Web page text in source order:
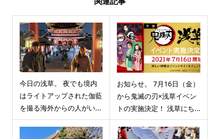
今日の浅草。 夜でも境内
はライトアップされた伽藍
を撮る海外からの人がい...
お知らせ。 7月16日（金）
から鬼滅の刃×浅草イベン
トの実施決定！ 浅草にち...